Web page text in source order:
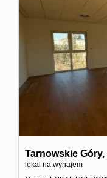
Tarnowskie Góry,
lokal na wynajem